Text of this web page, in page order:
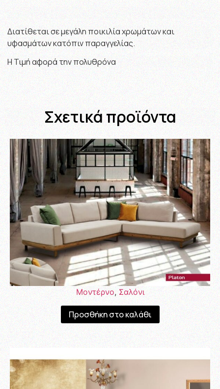
Διατίθεται σε μεγάλη ποικιλία χρωμάτων και
υφασμάτων κατόπιν παραγγελίας.
Η Τιμή αφορά την πολυθρόνα
Σχετικά προϊόντα
Μοντέρνο,Σαλόνι
Προσθήκη στο καλάθι